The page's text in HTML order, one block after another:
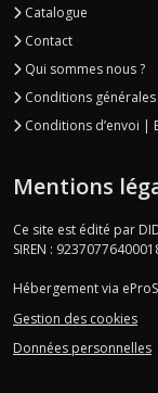
Catalogue
Contact
Qui sommes nous ?
Conditions
Conditions d’envoi |
Mentions
Ce site est édité par
SIREN :
Hébergement via
Gestion des cookies
Données personnelles